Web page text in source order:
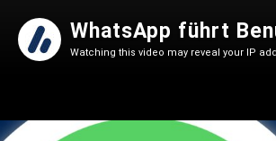
WhatsApp führt
Watching this video may reveal your IP